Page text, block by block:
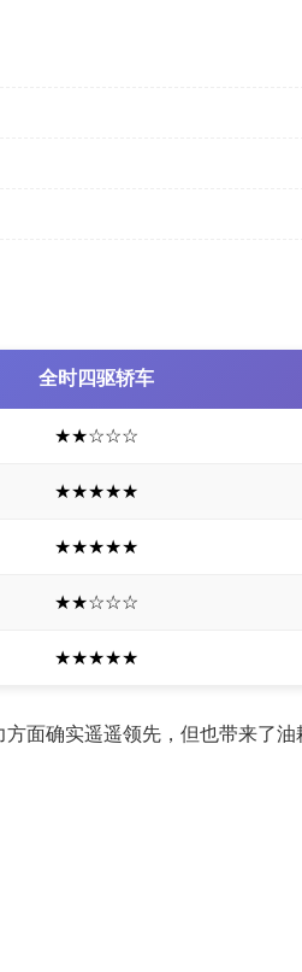
全时四驱轿车
★★☆☆☆
★★★★★
★★★★★
★★☆☆☆
★★★★★
面确实遥遥领先，但也带来了